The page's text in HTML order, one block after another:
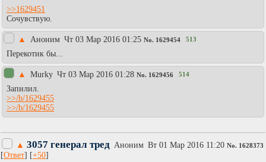
>>1629451
Сочувствую.
▲ Аноним Чт 03 Мар 2016 01:25 No. 1629454 513
Перекотик бы...
▲ Murky Чт 03 Мар 2016 01:28 No. 1629456 514
Запилил.
>>/b/1629455
>>/b/1629455
▲ 3057 генерал тред Аноним Вт 01 Мар 2016 11:20 No. 1628373
[Ответ] [+50]